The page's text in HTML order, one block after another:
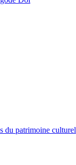
du patrimoine culturel